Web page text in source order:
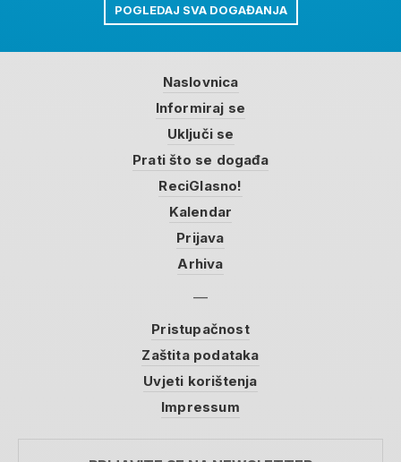
POGLEDAJ SVA DOGAĐANJA
Naslovnica
Informiraj se
Uključi se
Prati što se događa
ReciGlasno!
Kalendar
Prijava
Arhiva
Pristupačnost
Zaštita podataka
Uvjeti korištenja
Impressum